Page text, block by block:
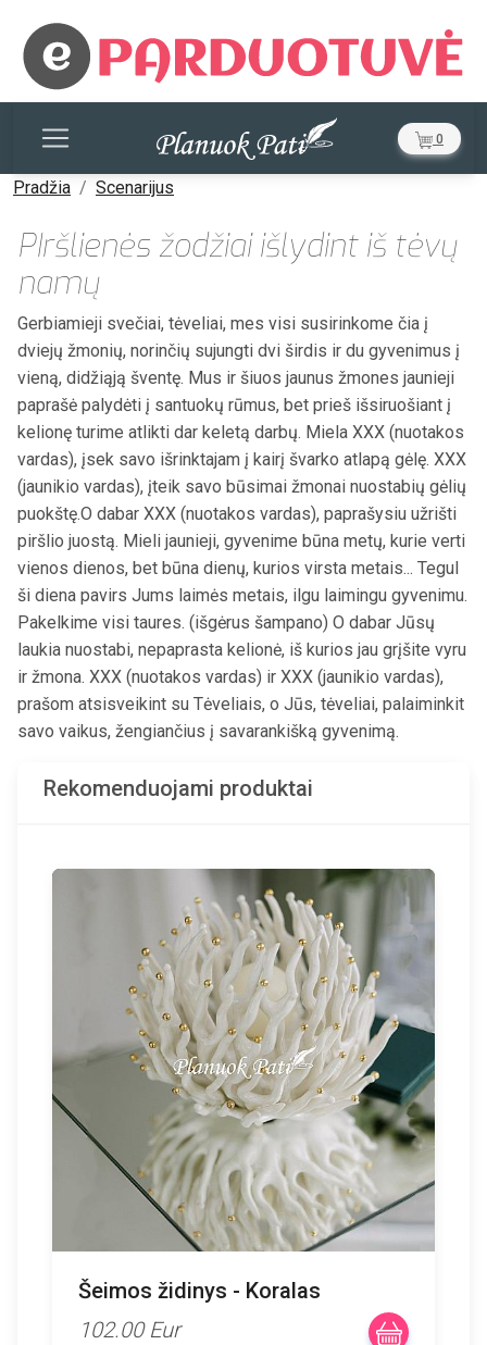
0
Pradžia Scenarijus
PIršlienės žodžiai išlydint iš tėvų
namų
Gerbiamieji svečiai, tėveliai, mes visi susirinkome čia į
dviejų žmonių, norinčių sujungti dvi širdis ir du gyvenimus į
vieną, didžiąją šventę. Mus ir šiuos jaunus žmones jaunieji
paprašė palydėti į santuokų rūmus, bet prieš išsiruošiant į
kelionę turime atlikti dar keletą darbų. Miela XXX (nuotakos
vardas), įsek savo išrinktajam į kairį švarko atlapą gėlę. XXX
(jaunikio vardas), įteik savo būsimai žmonai nuostabių gėlių
puokštę.O dabar XXX (nuotakos vardas), paprašysiu užrišti
piršlio juostą. Mieli jaunieji, gyvenime būna metų, kurie verti
vienos dienos, bet būna dienų, kurios virsta metais... Tegul
ši diena pavirs Jums laimės metais, ilgu laimingu gyvenimu.
Pakelkime visi taures. (išgėrus šampano) O dabar Jūsų
laukia nuostabi, nepaprasta kelionė, iš kurios jau grįšite vyru
ir žmona. XXX (nuotakos vardas) ir XXX (jaunikio vardas),
prašom atsisveikint su Tėveliais, o Jūs, tėveliai, palaiminkit
savo vaikus, žengiančius į savarankišką gyvenimą.
Rekomenduojami produktai
Šeimos židinys - Koralas
102.00 Eur